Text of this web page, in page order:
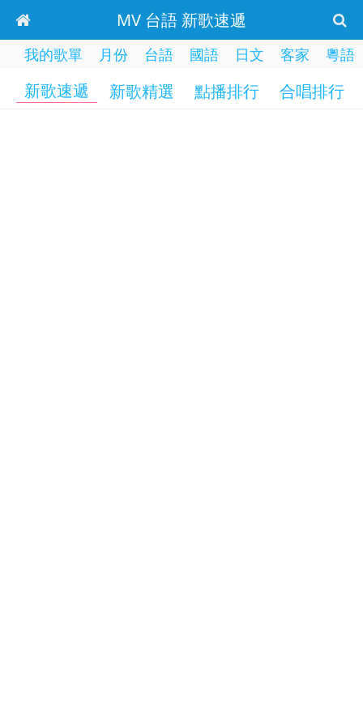
MV 台語 新歌速遞
我的歌單 月份 台語 國語 日文 客家 粵語
新歌速遞 新歌精選 點播排行 合唱排行